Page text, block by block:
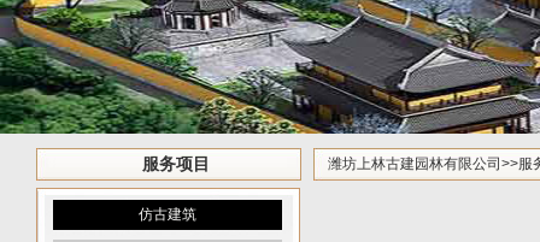
服务项目
仿古建筑
潍坊上林古建园林有限公司 >>服